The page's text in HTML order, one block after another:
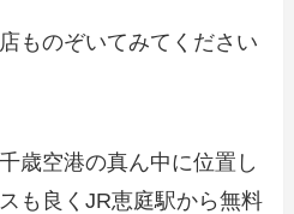
ものぞいてみてください
歳空港の真ん中に位置し
も良くJR恵庭駅から無料